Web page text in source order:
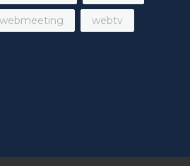
webmeeting webtv